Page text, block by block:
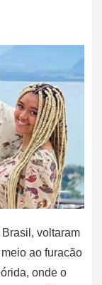
voltaram
ao furacão
onde o